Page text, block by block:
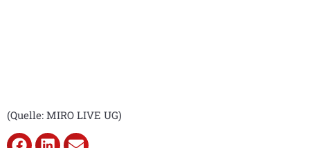
(Quelle: MIRO LIVE UG)